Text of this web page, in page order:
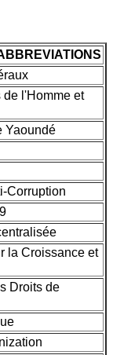
de l'Homme et
Yaoundé
Corruption
la Croissance et
Droits de